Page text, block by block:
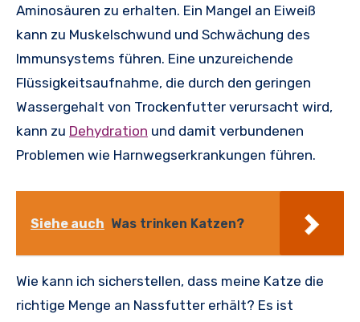
Aminosäuren zu erhalten. Ein Mangel an Eiweiß
kann zu Muskelschwund und Schwächung des
Immunsystems führen. Eine unzureichende
Flüssigkeitsaufnahme, die durch den geringen
Wassergehalt von Trockenfutter verursacht wird,
kann zu Dehydration und damit verbundenen
Problemen wie Harnwegserkrankungen führen.
Siehe auch Was trinken Katzen?
Wie kann ich sicherstellen, dass meine Katze die
richtige Menge an Nassfutter erhält? Es ist